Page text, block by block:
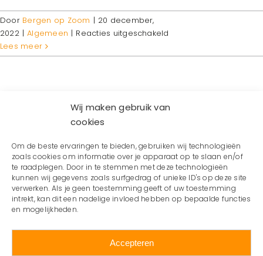
Wij maken gebruik van
cookies
Om de beste ervaringen te bieden, gebruiken wij technologieën
zoals cookies om informatie over je apparaat op te slaan en/of
te raadplegen. Door in te stemmen met deze technologieën
kunnen wij gegevens zoals surfgedrag of unieke ID's op deze site
verwerken. Als je geen toestemming geeft of uw toestemming
intrekt, kan dit een nadelige invloed hebben op bepaalde functies
en mogelijkheden.
Accepteren
Door Bergen op Zoom | 20 december,
2022 | Algemeen | Reacties uitgeschakeld
Lees meer
Even voorstellen…. Peter Dronkers is al een tijdje
werkzaam voor [...]
DoorBergen op Zoom | 4 november, 2022 | Algemeen | Reacties
uitgeschakeldvoor
Manager